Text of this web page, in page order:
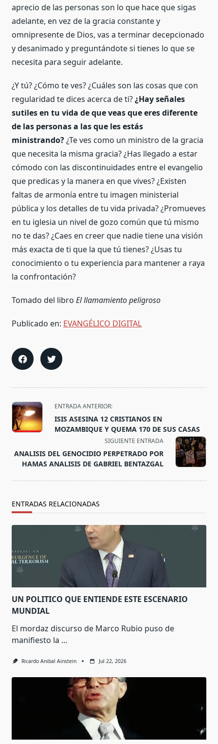
aprecio de las personas son lo que hace que sigas
adelante, en vez de la gracia constante y
omnipresente de Dios, vas a terminar decepcionado
y desanimado y preguntándote si tienes lo que se
necesita para seguir adelante.
¿Y tú? ¿Cómo te ves? ¿Cuáles son las cosas que con
regularidad te dices acerca de ti?¿Hay señales
sutiles en tu vida de que veas que eres diferente
de las personas a las que les estás
ministrando?¿Te ves como un ministro de la gracia
que necesita la misma gracia? ¿Has llegado a estar
cómodo con las discontinuidades entre el evangelio
que predicas y la manera en que vives? ¿Existen
faltas de armonía entre tu imagen ministerial
pública y los detalles de tu vida privada? ¿Promueves
en tu iglesia un nivel de gozo común que tú mismo
no te das? ¿Caes en creer que nadie tiene una visión
más exacta de ti que la que tú tienes? ¿Usas tu
conocimiento o tu experiencia para mantener a raya
la confrontación?
Tomado del libro El llamamiento peligroso
Publicado en: EVANGÉLICO DIGITAL
<span
class="nav-
subtitle
reader-
text">Página</span>
ENTRADA ANTERIOR:
ISIS ASESINA 12 CRISTIANOS EN
MOZAMBIQUE Y QUEMA 170 DE SUS CASAS
SIGUIENTE ENTRADA
ANALISIS DEL GENOCIDIO PERPETRADO POR
HAMAS ANALISIS DE GABRIEL BENTAZGAL
ENTRADAS RELACIONADAS
UN POLITICO QUE ENTIENDE ESTE ESCENARIO
MUNDIAL
El mordaz discurso de Marco Rubio puso de
manifiesto la ...
Ricardo Anibal Ainstein Jul 22, 2026